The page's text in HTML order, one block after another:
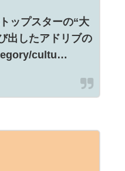
ップスターの“大
出したアドリブの
cultu…